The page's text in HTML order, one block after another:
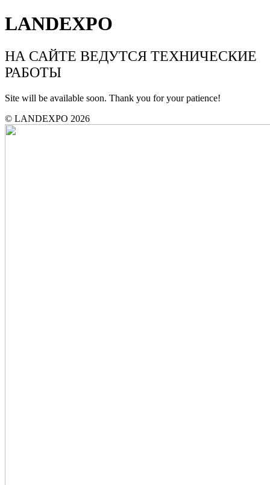
LANDEXPO
НА САЙТЕ ВЕДУТСЯ ТЕХНИЧЕСКИЕ
РАБОТЫ
Site will be available soon. Thank you for your patience!
© LANDEXPO 2026